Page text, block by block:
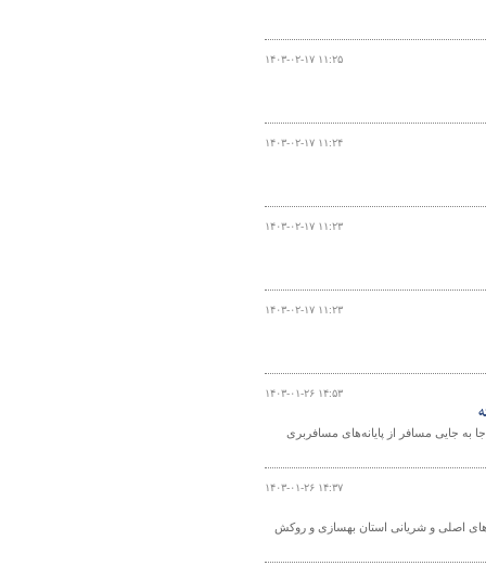
۱۴۰۳-۰۲-۱۷ ۱۱:۲۵
۱۴۰۳-۰۲-۱۷ ۱۱:۲۴
۱۴۰۳-۰۲-۱۷ ۱۱:۲۳
۱۴۰۳-۰۲-۱۷ ۱۱:۲۳
۱۴۰۳-۰۱-۲۶ ۱۴:۵۳
حمل و نقل اداره کل راهداری و حمل و نقل جاده‌ای خوزستان گفت: در سال ۱۴۰۲ جا به جایی مسافر از پایانه‌های مسافربری
۱۴۰۳-۰۱-۲۶ ۱۴:۳۷
خوزستان گفت: سال گذشته ۵۹۵ کیلومتر از محورهای اصلی و شریانی استان بهسازی و روکش